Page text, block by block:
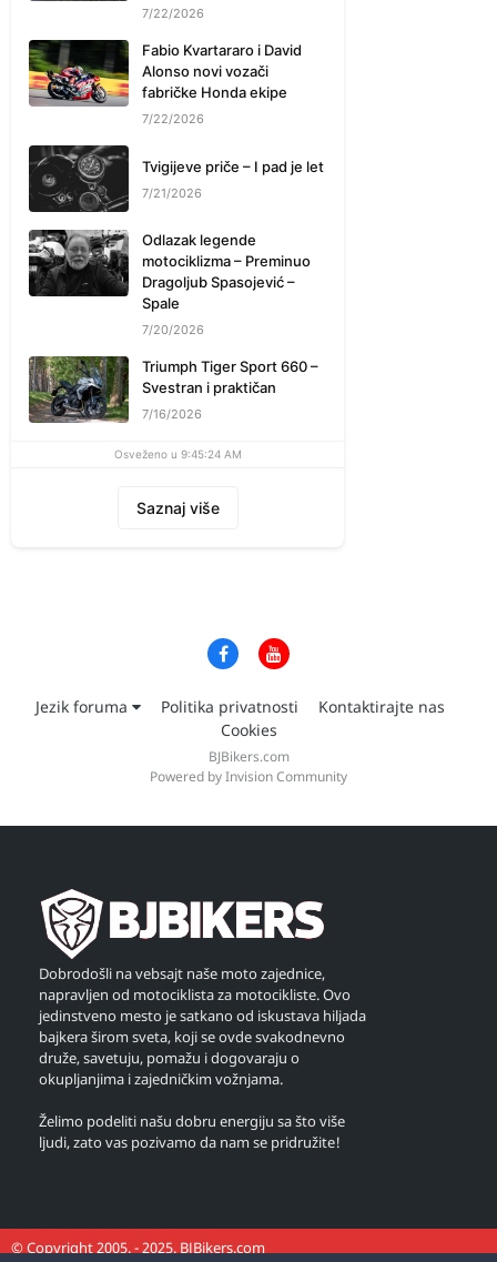
7/22/2026
Fabio Kvartararo i David
Alonso novi vozači
fabričke Honda ekipe
7/22/2026
Tvigijeve priče – I pad je let
7/21/2026
Odlazak legende
motociklizma – Preminuo
Dragoljub Spasojević –
Spale
7/20/2026
Triumph Tiger Sport 660 –
Svestran i praktičan
7/16/2026
Osveženo u 9:45:24 AM
Saznaj više
Jezik foruma Politika privatnosti
Kontaktirajte nas
Cookies
BJBikers.com
Powered by Invision Community
Dobrodošli na vebsajt naše moto zajednice,
napravljen od motociklista za motocikliste. Ovo
jedinstveno mesto je satkano od iskustava hiljada
bajkera širom sveta, koji se ovde svakodnevno
druže, savetuju, pomažu i dogovaraju o
okupljanjima i zajedničkim vožnjama.
Želimo podeliti našu dobru energiju sa što više
ljudi, zato vas pozivamo da nam se pridružite!
© Copyright 2005. - 2025. BJBikers.com